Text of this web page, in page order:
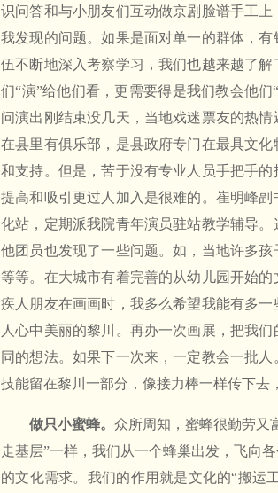
识问答和与小朋友们互动做京剧脸谱手工
我发现的问题。如果是面对单一的群体，
伍不断地深入考察学习，我们也越来越了
们“演”给他们看，更需要得是我们教会他
问演出刚结束没几天，当地戏迷票友的热
在县里有俱乐部，是县政府专门在最具文
和支持。但是，苦于没有专业人员手把手
提高和吸引更过人加入是很难的。崔明峰
化站，定期派我院青年演员驻站教学辅导
他团员也发现了一些问题。如，当地许多
等等。在大城市有着完善的从幼儿园开始
疾人朋友在画画时，我多么希望我能有多
人心中美丽的黎川。再办一次画展，把我
同的想法。如果下一次来，一定教会一批
技能留在黎川一部分，像接力棒一样传下去
做只小蜜蜂。众所周知，蜜蜂很勤劳又
走基层”一样，我们从一个蜂巢出发，飞向
的文化需求。我们的作用就是文化的“搬运